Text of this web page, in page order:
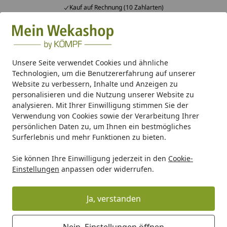
Unsere Seite verwendet Cookies und ähnliche
Technologien, um die Benutzererfahrung auf unserer
Website zu verbessern, Inhalte und Anzeigen zu
personalisieren und die Nutzung unserer Website zu
analysieren. Mit Ihrer Einwilligung stimmen Sie der
Verwendung von Cookies sowie der Verarbeitung Ihrer
persönlichen Daten zu, um Ihnen ein bestmögliches
Surferlebnis und mehr Funktionen zu bieten.
Sie können Ihre Einwilligung jederzeit in den Cookie-
Einstellungen anpassen oder widerrufen.
Ja, verstanden
Kauf auf Rechnung (10 Zahlarten)
Alle Produkte
Mein Konto
Suchen
Startseite
Carport/Garage Zubehör für Carports Weka H-Anker-
Weka H-Anker-Set für Carport
606/606 A Gr. 2